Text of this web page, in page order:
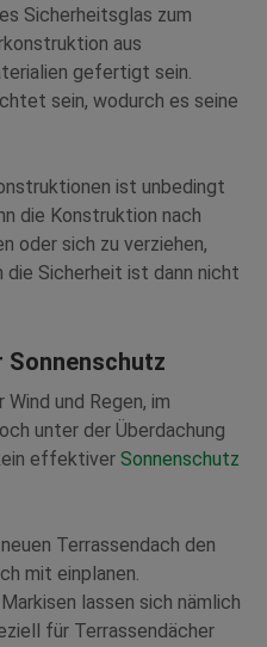
Sicherheitsglas zum
aus
gefertigt sein.
sein, wodurch es seine
ist unbedingt
die Konstruktion nach
oder sich zu verziehen,
die Sicherheit ist dann nicht
Sonnenschutz
und Regen, im
unter der Überdachung
effektiver Sonnenschutz
Terrassendach den
mit einplanen.
lassen sich nämlich
für Terrassendächer